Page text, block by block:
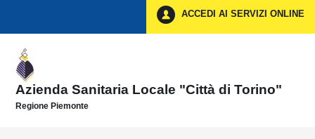
ACCEDI AI SERVIZI ONLINE
Azienda Sanitaria Locale "Città di Torino"
Regione Piemonte